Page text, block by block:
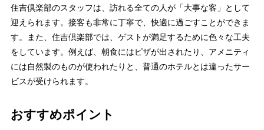
住吉倶楽部のスタッフは、訪れる全ての人が「大事な客」として
迎えられます。接客も非常に丁寧で、快適に過ごすことができま
す。また、住吉倶楽部では、ゲストが満足するために色々な工夫
をしています。例えば、朝食にはピザが出されたり、アメニティ
には自然製のものが使われたりと、普通のホテルとは違ったサー
ビスが受けられます。
おすすめポイント